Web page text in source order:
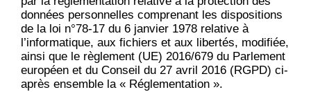
données personnelles comprenant les dispositions
de la loi n°78-17 du 6 janvier 1978 relative à
l’informatique, aux fichiers et aux libertés, modifiée,
ainsi que le règlement (UE) 2016/679 du Parlement
européen et du Conseil du 27 avril 2016 (RGPD) ci-
après ensemble la « Réglementation ».